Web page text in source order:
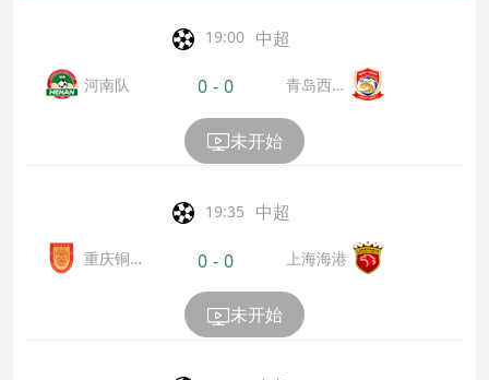
19:00 中超
河南队 0 - 0
青岛西海
未开始
19:35 中超
重庆铜
0 - 0 上海海港
未开始